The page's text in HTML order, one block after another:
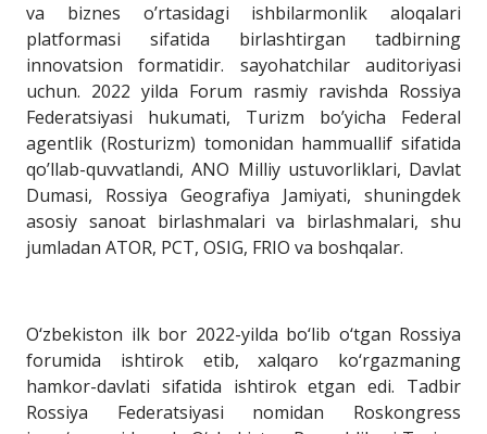
va biznes o’rtasidagi ishbilarmonlik aloqalari
platformasi sifatida birlashtirgan tadbirning
innovatsion formatidir. sayohatchilar auditoriyasi
uchun. 2022 yilda Forum rasmiy ravishda Rossiya
Federatsiyasi hukumati, Turizm bo’yicha Federal
agentlik (Rosturizm) tomonidan hammuallif sifatida
qo’llab-quvvatlandi, ANO Milliy ustuvorliklari, Davlat
Dumasi, Rossiya Geografiya Jamiyati, shuningdek
asosiy sanoat birlashmalari va birlashmalari, shu
jumladan ATOR, PCT, OSIG, FRIO va boshqalar.
O‘zbekiston ilk bor 2022-yilda bo‘lib o‘tgan Rossiya
forumida ishtirok etib, xalqaro ko‘rgazmaning
hamkor-davlati sifatida ishtirok etgan edi. Tadbir
Rossiya Federatsiyasi nomidan Roskongress